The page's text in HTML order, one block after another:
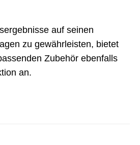
auf seinen
zu gewährleisten, bietet
Zubehör ebenfalls
an.